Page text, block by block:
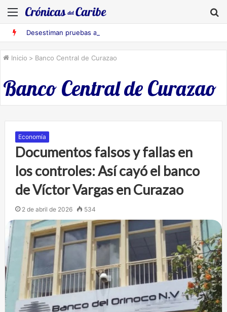
Menú
Inicio > Banco Central de Curazao
Banco Central de Curazao
Economía
Documentos falsos y fallas en
los controles: Así cayó el banco
de Víctor Vargas en Curazao
2 de abril de 2026 534